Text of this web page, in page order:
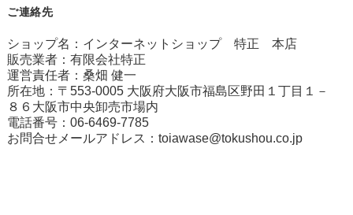
ご連絡先
ショップ名：インターネットショップ 特正 本店
販売業者：有限会社特正
運営責任者：桑畑 健一
所在地：〒553-0005 大阪府大阪市福島区野田１丁目１－
８６大阪市中央卸売市場内
電話番号：06-6469-7785
お問合せメールアドレス： toiawase@tokushou.co.jp